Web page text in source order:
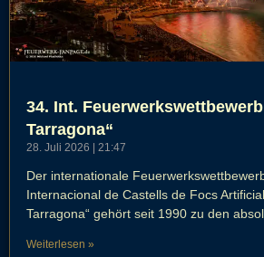
34. Int.
Tarragona“
28. Juli 2026 21:47
Der internationale
Internacional de Castells de Focs
Tarragona“ gehört seit 1990 zu den
Weiterlesen »